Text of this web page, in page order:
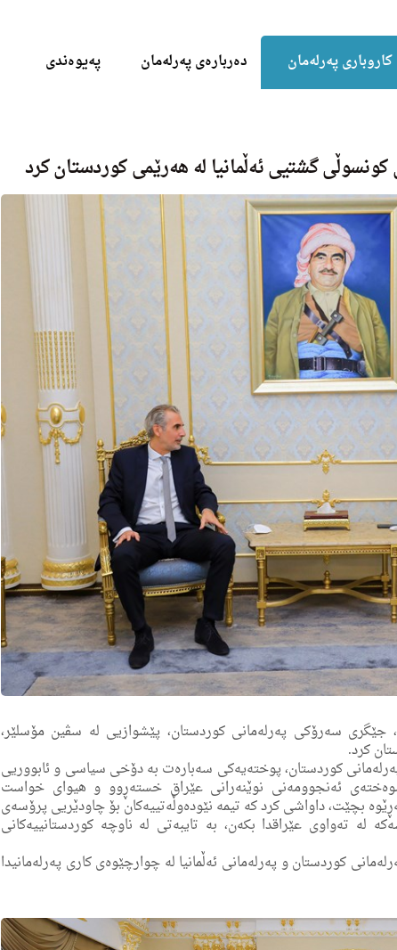
کاروباری پەرلەمان دەربارەی پەرلەمان پەیوەندی
گشتیی ئه‌ڵمانیا له‌ هه‌رێمی كوردستان كرد
د. هێمن هه‌ورامی، جێگری سه‌رۆكی په‌رله‌مانی كوردستان، پێشوازیى له‌ سڤین مۆسلێر،
كرد.
كوردستان، پوخته‌یه‌كى سه‌باره‌ت به‌ دۆخی سیاسی و ئابووریی
ئه‌نجوومه‌نی نوێنه‌رانی عێراق خسته‌ڕوو و هیوای خواست
بچێت، داواشی كرد كه‌ تیمه‌ نێوده‌وڵه‌تییه‌كان بۆ چاودێریی پرۆسه‌ی
له‌ ته‌واوی عێراقدا بكه‌ن، به‌ تایبه‌تی له‌ ناوچه‌ كوردستانییه‌كانی
كوردستان و په‌رله‌مانی ئه‌ڵمانیا له‌ چوارچێوه‌ی كاری په‌رله‌مانیدا